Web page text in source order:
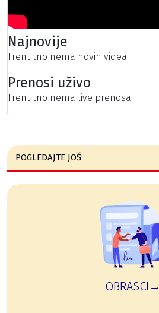
Najnovije
Trenutno nema novih videa.
Prenosi uživo
Trenutno nema live prenosa.
POGLEDAJTE JOŠ
OBRASCI→